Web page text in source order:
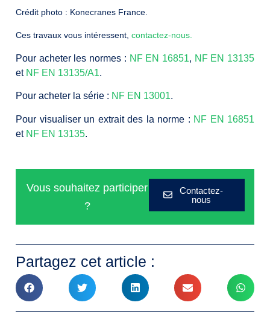
Crédit photo : Konecranes France.
Ces travaux vous intéressent, contactez-nous.
Pour acheter les normes : NF EN 16851, NF EN 13135
et NF EN 13135/A1.
Pour acheter la série : NF EN 13001.
Pour visualiser un extrait des la norme : NF EN 16851
et NF EN 13135.
Vous souhaitez participer
?
Contactez-
nous
Partagez cet article :